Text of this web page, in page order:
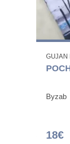
GUJAN
Byzab
18€